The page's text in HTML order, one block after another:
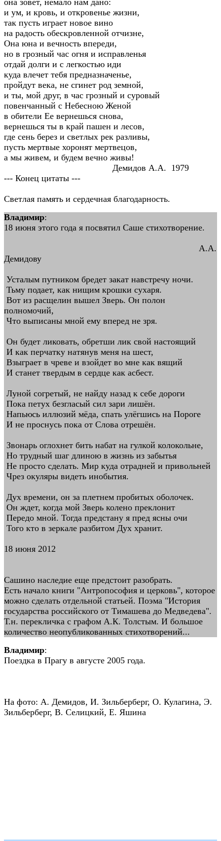
она зовет, немало нам дано:
и ум, и кровь, и откровенье жизни,
так пусть играет новое вино
на радость обескровленной отчизне,
Она юна и вечность впереди,
но в грозный час огня и исправленья
отдай долги и с легкостью иди
куда влечет тебя предназначенье,
пройдут века, не сгинет род земной,
и ты, мой друг, в час грозный и суровый
повенчанный с Небесною Женой
в обители Ее вернешься снова,
вернешься ты в край пашен и лесов,
где сень берез и светлых рек разливы,
пусть мертвые хоронят мертвецов,
а мы живем, и будем вечно живы!
Демидов А.А. 1979
--- Конец цитаты ---
Светлая память и сердечная благодарность.
Владимир:
18 июня этого года я посвятил Саше стихотворение.
А.А.
Демидову
Усталым путником бредет закат навстречу ночи.
Тьму подает, как нищим крошки сухаря.
Вот из расщелин вышел Зверь. Он полон
полномочий,
Что выписаны мной ему вперед не зря.
Он будет ликовать, обретши лик свой настоящий
И как перчатку натянув меня на шест,
Взыграет в чреве и взойдет во мне как вящий
И станет твердым в сердце как асбест.
Луной согретый, не найду назад к себе дороги
Пока петух безгласый сил зари лишён.
Напьюсь иллюзий мёда, спать улёгшись на Пороге
И не проснусь пока от Слова отрешён.
Звонарь оглохнет бить набат на гулкой колокольне,
Но трудный шаг длиною в жизнь из забытья
Не просто сделать. Мир куда отрадней и привольней
Чрез окуляры видеть инобытия.
Дух времени, он за плетнем пробитых оболочек.
Он ждет, когда мой Зверь колено преклонит
Передо мной. Тогда предстану я пред ясны очи
Того кто в зеркале разбитом Дух хранит.
18 июня 2012
Сашино наследие еще предстоит разобрать.
Есть начало книги "Антропософия и церковь", которое
можно сделать отдельной статьей. Поэма "История
государства российского от Тимашева до Медведева".
Т.н. перекличка с графом А.К. Толстым. И большое
количество неопубликованных стихотворений...
Владимир:
Поездка в Прагу в августе 2005 года.
На фото: А. Демидов, И. Зильберберг, О. Кулагина, Э.
Зильберберг, В. Селицкий, Е. Яшина